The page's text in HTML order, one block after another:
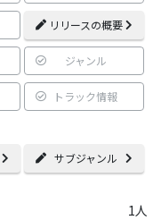
リリースの概要
ジャンル
トラック情報
サブジャンル
1 人